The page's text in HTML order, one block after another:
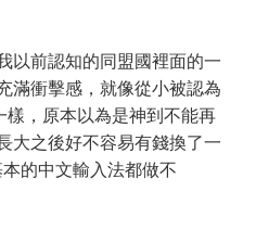
以前認知的同盟國裡面的一
滿衝擊感，就像從小被認為
樣，原本以為是神到不能再
大之後好不容易有錢換了一
的中文輸入法都做不